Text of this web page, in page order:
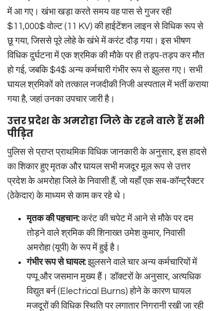
में आ गए। खंभा खड़ा करते समय वह पास से गुजर रही
$11,000$ वोल्ट (11 KV) की हाईटेंशन लाइन से विधिक रूप से
छू गया, जिससे पूरे लोहे के खंभे में करंट दौड़ गया। इस भीषण
विधिक दुर्घटना में एक श्रमिक की मौके पर ही तड़प-तड़प कर मौत
हो गई, जबकि$4$ अन्य कर्मचारी गंभीर रूप से झुलस गए। सभी
घायल श्रमिकों को तत्काल नजदीकी निजी अस्पताल में भर्ती कराया
गया है, जहां उनका उपचार जारी है।
उत्तर प्रदेश के अमरोहा जिले के रहने वाले हैं सभी
पीड़ित
पुलिस से प्राप्त प्राथमिक विधिक जानकारी के अनुसार, इस हादसे
का शिकार हुए मृतक और घायल सभी मजदूर मूल रूप से उत्तर
प्रदेश के अमरोहा जिले के निवासी हैं, जो यहाँ एक सब-कॉन्ट्रैक्टर
(ठेकेदार) के माध्यम से काम कर रहे थे।
मृतक की पहचान:करंट की चपेट में आने से मौके पर दम
तोड़ने वाले श्रमिक की शिनाख्त उमेश कुमार, निवासी
अमरोहा (यूपी) के रूप में हुई है।
गंभीर रूप से घायल:झुलसने वाले चार अन्य कर्मचारियों में
पप्पू और जसमान मुख्य हैं। डॉक्टरों के अनुसार, अत्यधिक
विद्युत बर्न (Electrical Burns) होने के कारण घायल
मजदूरों की विधिक स्थिति पर लगातार निगरानी रखी जा रही